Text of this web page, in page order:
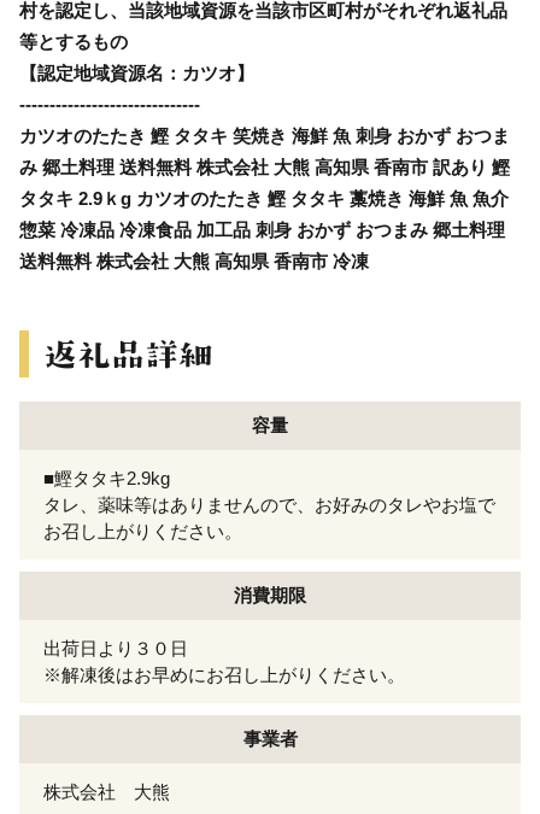
村を認定し、当該地域資源を当該市区町村がそれぞれ返礼品
等とするもの
【認定地域資源名：カツオ】
------------------------------
カツオのたたき 鰹 タタキ 笑焼き 海鮮 魚 刺身 おかず おつま
み 郷土料理 送料無料 株式会社 大熊 高知県 香南市 訳あり 鰹
タタキ 2.9ｋg カツオのたたき 鰹 タタキ 藁焼き 海鮮 魚 魚介
惣菜 冷凍品 冷凍食品 加工品 刺身 おかず おつまみ 郷土料理
送料無料 株式会社 大熊 高知県 香南市 冷凍
容量
■鰹タタキ2.9kg
タレ、薬味等はありませんので、お好みのタレやお塩で
お召し上がりください。
消費期限
出荷日より３０日
※解凍後はお早めにお召し上がりください。
事業者
株式会社 大熊